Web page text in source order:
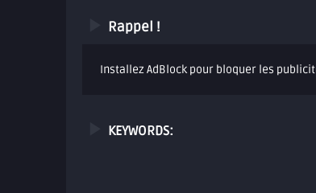
Rappel !
Installez AdBlock pour bloquer les
KEYWORDS: